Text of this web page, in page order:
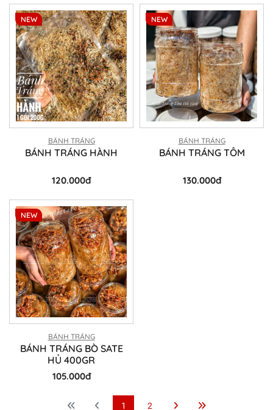
BÁNH TRÁNG
BÁNH TRÁNG HÀNH
120.000đ
NEW
BÁNH TRÁNG
BÁNH TRÁNG TÔM
130.000đ
NEW
BÁNH TRÁNG
BÁNH TRÁNG BÒ SATE
HỦ 400GR
105.000đ
NEW
1 2